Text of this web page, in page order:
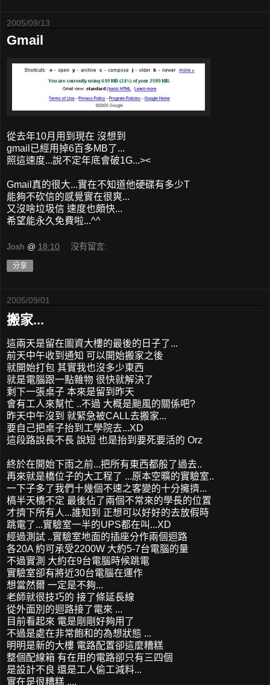
2005/09/13
Gmail
從去年10月用到現在 沒想到
gmail已經用掉6百多MB了...
照這速度...說不定年底會破1G...><
Gmail真的很大...實在不知道他硬碟有多少T
能夠不砍信的感覺實在很爽...
又沒啥垃圾信 速度也頗快...
希望能永久免費啦...^^
Josh @ 18:10 沒有留言:
分享
2005/09/01
搬家...
這兩天是留在圖資大樓的最後的日子了...
前天中午收到通知 可以開始搬家之後
就開始打包 其實我也沒多少東西
就是電腦跟一點雜物 很快就解決了
剩下一張桌子 本來是留到昨天
會有工人來幫忙 ..不過 大概是颱風的關係吧?
昨天中午沒到 就緊急被CALL去搬家...
要自己把桌子抬到工學院去...XD
這段路說長不長 說短 也是抬到要死要活的 Orz
終於在開始下雨之前...把所有東西都般了過去..
再來就是橋位子的大工程了 ...原本空曠的實驗室..
一下子多了我們十幾個不速之客變的十分擁擠...
槁半天橋不定 最後佔了兩個不常來的學長的位置
才擠下所有人...誰知到 正想可以好好的去放假時
跳電了...實驗室一半的UPS都在叫...XD
經過測試 ..實驗室地面的插座分作兩個迴路
各20A 約可承受2200W 大約5-7台電腦的量
不過實測 大約在9台電腦時候跳電
實驗室卻有將近30台電腦在運作
想當然爾 一定是不夠...
老師就很技巧的 接了條延長線
從外面別的迴路接了電來 ...
目前看起來 電是剛剛好夠用了
不過是處在非常飽和的為想狀態 ...
明明是新的大樓 電路配置卻這麼糟糕
整個配線箱 有在用的電路卻只有三四個
是設計不良 還是工人偷工減料...
實在是很糟糕 ....